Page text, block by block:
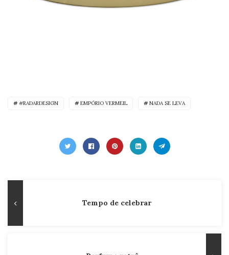
#RADARDESIGN EMPÓRIO VERMEIL NADA SE LEVA
de
Post
Publicação
Tempo de celebrar